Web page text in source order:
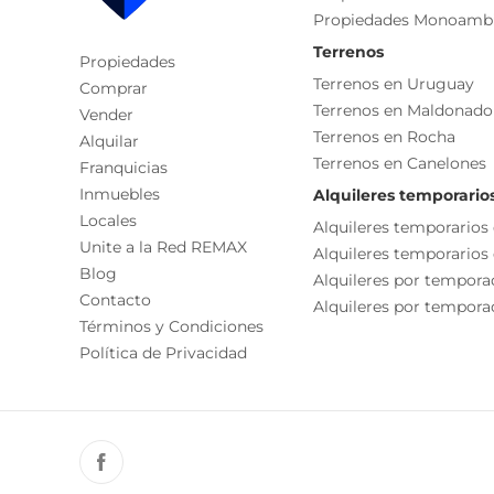
amplios al frente en semisuite, uno de ellos con
Destacamos que la propiedad cuenta con
- En planta alta, aqui se encuentran las otras 3
terraza, en la que es posible seguir edificando.
- Zona de vestuarios y lavadero
Agua caliente - caldereta a gas
CALEFACCION: central con radiadores - Bomba
AIRE ACONDICIONADO en ambientes comunes
Propiedades
Comprar
Vender
Alquilar
Franquicias
Inmuebles
Locales
Unite a la Red REMAX
Blog
Contacto
Términos y Condiciones
Política de Privacidad
Propiedades
Terrenos
Terrenos en Uruguay
Terrenos en Maldonado
Terrenos en Rocha
Terrenos en Canelones
Alquileres
Alquileres temporarios
Alquileres temporarios
Alquileres por
Alquileres por